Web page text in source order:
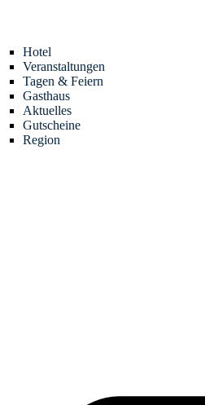
Hotel
Veranstaltungen
Tagen & Feiern
Gasthaus
Aktuelles
Gutscheine
Region